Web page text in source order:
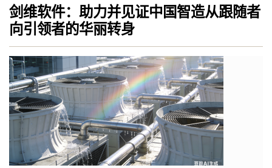
剑维软件：助力并见证中国智造从跟随者
向引领者的华丽转身